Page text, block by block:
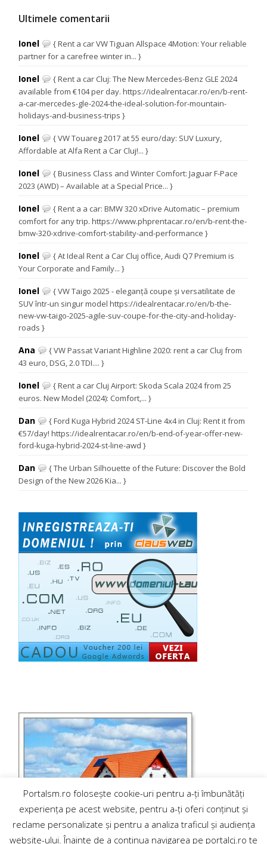
Ultimele comentarii
Ionel
{ Rent a car VW Tiguan Allspace 4Motion: Your reliable
partner for a carefree winter in... }
Ionel
{ Rent a car Cluj: The New Mercedes-Benz GLE 2024
available from €104 per day. https://idealrentacar.ro/en/b-rent-
a-car-mercedes-gle-2024-the-ideal-solution-for-mountain-
holidays-and-business-trips }
Ionel
{ VW Touareg 2017 at 55 euro/day: SUV Luxury,
Affordable at Alfa Rent a Car Cluj!... }
Ionel
{ Business Class and Winter Comfort: Jaguar F-Pace
2023 (AWD) – Available at a Special Price... }
Ionel
{ Rent a a car: BMW 320 xDrive Automatic – premium
comfort for any trip. https://www.phprentacar.ro/en/b-rent-the-
bmw-320-xdrive-comfort-stability-and-performance }
Ionel
{ At Ideal Rent a Car Cluj office, Audi Q7 Premium is
Your Corporate and Family... }
Ionel
{ VW Taigo 2025 - eleganță coupe și versatilitate de
SUV într-un singur model https://idealrentacar.ro/en/b-the-
new-vw-taigo-2025-agile-suv-coupe-for-the-city-and-holiday-
roads }
Ana
{ VW Passat Variant Highline 2020: rent a car Cluj from
43 euro, DSG, 2.0 TDI.... }
Ionel
{ Rent a car Cluj Airport: Skoda Scala 2024 from 25
euros. New Model (2024): Comfort,... }
Dan
{ Ford Kuga Hybrid 2024 ST-Line 4x4 in Cluj: Rent it from
€57/day! https://idealrentacar.ro/en/b-end-of-year-offer-new-
ford-kuga-hybrid-2024-st-line-awd }
Dan
{ The Urban Silhouette of the Future: Discover the Bold
Design of the New 2026 Kia... }
Portalsm.ro folosește cookie-uri pentru a-ți îmbunătăți
experiența pe acest website, pentru a-ți oferi conținut și
reclame personalizate și pentru a analiza traficul și audiența
website-ului. Înainte de a continua navigarea pe portalcj.ro te